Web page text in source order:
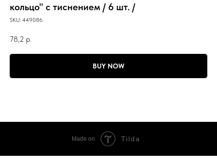
кольцо" с тиснением / 6 шт. /
SKU: 449086
78,2 р.
BUY NOW
Made on Tilda